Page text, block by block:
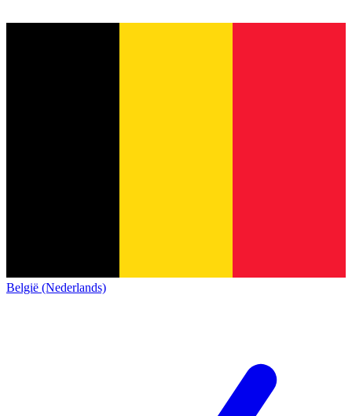
België (Nederlands)